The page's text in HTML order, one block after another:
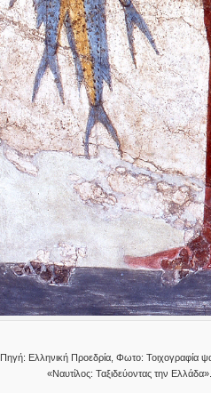
Πηγή: Ελληνική Προεδρία, Φωτο: Τοιχογραφία
«Nαυτίλος: Ταξιδεύοντας την